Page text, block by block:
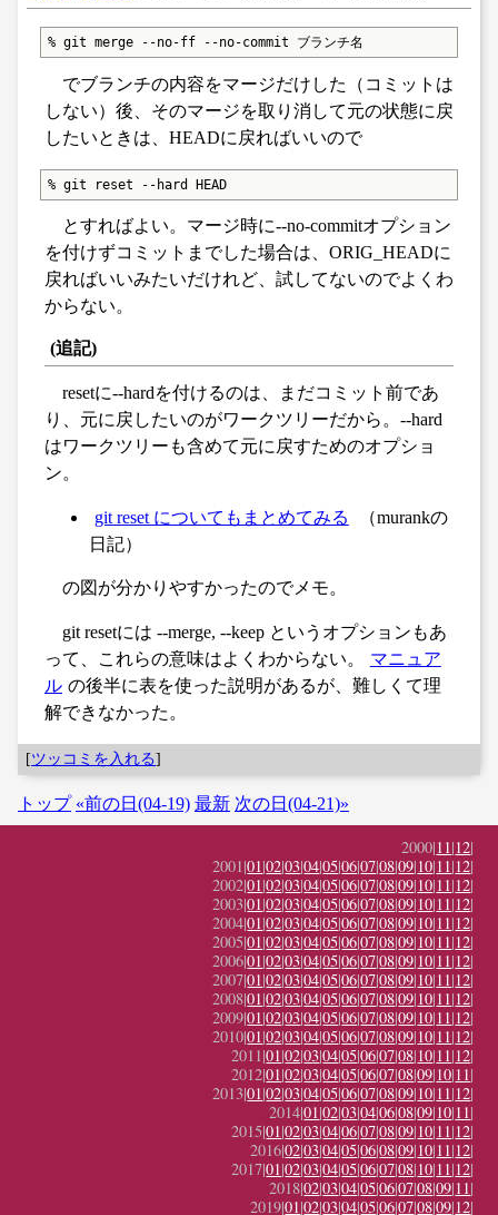
% git merge --no-ff --no-commit ブランチ名
でブランチの内容をマージだけした（コミットは
しない）後、そのマージを取り消して元の状態に戻
したいときは、HEADに戻ればいいので
% git reset --hard HEAD
とすればよい。マージ時に--no-commitオプション
を付けずコミットまでした場合は、ORIG_HEADに
戻ればいいみたいだけれど、試してないのでよくわ
からない。
(追記)
resetに--hardを付けるのは、まだコミット前であ
り、元に戻したいのがワークツリーだから。--hard
はワークツリーも含めて元に戻すためのオプショ
ン。
git reset についてもまとめてみる
（murankの
日記）
の図が分かりやすかったのでメモ。
git resetには --merge, --keep というオプションもあ
って、これらの意味はよくわからない。
マニュア
ル の後半に表を使った説明があるが、難しくて理
解できなかった。
[ツッコミを入れる]
トップ «前の日(04-19) 最新 次の日(04-21)»
2000|11|12|
2001|01|02|03|04|05|06|07|08|09|10|11|12|
2002|01|02|03|04|05|06|07|08|09|10|11|12|
2003|01|02|03|04|05|06|07|08|09|10|11|12|
2004|01|02|03|04|05|06|07|08|09|10|11|12|
2005|01|02|03|04|05|06|07|08|09|10|11|12|
2006|01|02|03|04|05|06|07|08|09|10|11|12|
2007|01|02|03|04|05|06|07|08|09|10|11|12|
2008|01|02|03|04|05|06|07|08|09|10|11|12|
2009|01|02|03|04|05|06|07|08|09|10|11|12|
2010|01|02|03|04|05|06|07|08|09|10|11|12|
2011|01|02|03|04|05|06|07|08|10|11|12|
2012|01|02|03|04|05|06|07|08|09|10|11|
2013|01|02|03|04|05|06|07|08|09|10|11|12|
2014|01|02|03|04|06|08|09|10|11|
2015|01|02|03|04|06|07|08|09|10|11|12|
2016|02|03|04|05|06|08|09|10|11|12|
2017|01|02|03|04|05|06|07|08|10|11|12|
2018|02|03|04|05|06|07|08|09|11|
2019|01|02|03|04|05|06|07|08|09|12|